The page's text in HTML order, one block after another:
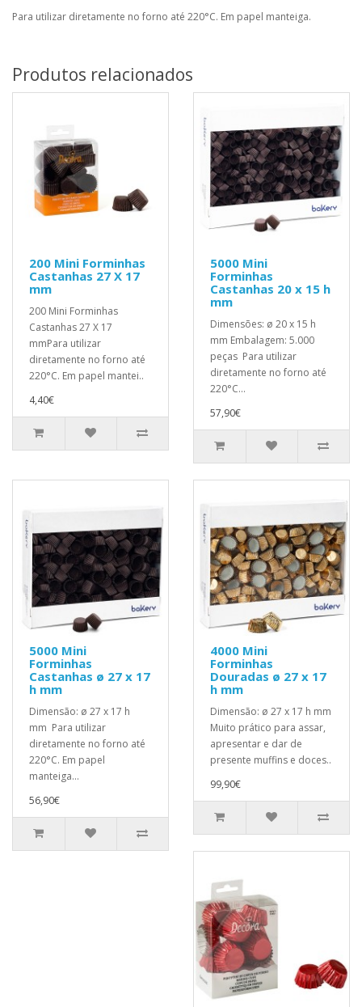
Para utilizar diretamente no forno até 220°C. Em papel manteiga.
Produtos relacionados
200 Mini Forminhas
Castanhas 27 X 17
mm
200 Mini Forminhas
Castanhas 27 X 17
mmPara utilizar
diretamente no forno até
220°C. Em papel mantei..
4,40€
5000 Mini
Forminhas
Castanhas 20 x 15 h
mm
Dimensões: ø 20 x 15 h
mm Embalagem: 5.000
peças Para utilizar
diretamente no forno até
220°C...
57,90€
5000 Mini
Forminhas
Castanhas ø 27 x 17
h mm
Dimensão: ø 27 x 17 h
mm Para utilizar
diretamente no forno até
220°C. Em papel
manteiga...
56,90€
4000 Mini
Forminhas
Douradas ø 27 x 17
h mm
Dimensão: ø 27 x 17 h mm
Muito prático para assar,
apresentar e dar de
presente muffins e doces..
99,90€